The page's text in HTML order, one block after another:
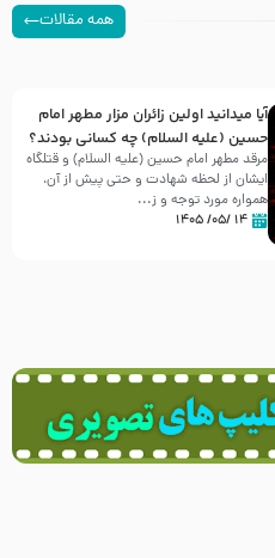
همه مقالات
آیا میدانید اولین زائران مزار مطهر امام
حسین (علیه السلام) چه کسانی بودند؟
مرقد مطهر امام حسین (علیه السلام) و قتلگاه
ایشان از لحظه شهادت و حتی پیش از آن،
همواره مورد توجه و ز...
۱۴ /۰۵/ ۱۴۰۵